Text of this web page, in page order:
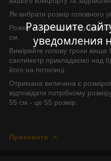
Разрешите
уведомления
Як вибрати розмір головного
Розмір головного убору
см.
Виміряйте голову трохи вище
сантиметр прикладаємо над
його на потилиці.
Отримана величина є
відповідати потрібному
55 см - це 55 розмір.
Приховати